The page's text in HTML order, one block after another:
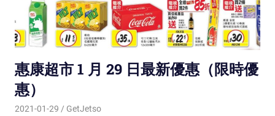
惠康超市 1 月 29 日最新優惠（限時優
惠）
2021-01-29 GetJetso